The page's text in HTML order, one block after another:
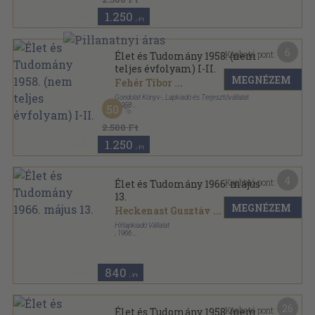
1.250 ,-Ft
Élet és Tudomány 1958. (nem
teljes évfolyam) I-II.
Fehér Tibor ...
Gondolat Könyv-, Lapkiadó és Terjesztővállalat
, 1958
Könyvkötői kötés
Élet és Tudomány sorozat
2.500 Ft
50
1.250 ,-Ft
Kapható pont:
MEGNÉZEM
Élet és Tudomány 1966. május
13.
Heckenast Gusztáv ...
Hírlapkiadó Vállalat
1966
840 ,-Ft
Kapható pont:
MEGNÉZEM
Élet és Tudomány 1958. (nem
Kapható pont: